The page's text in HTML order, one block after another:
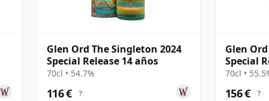
Glen Ord The Singleton 2024
Special Release 14 años
70cl • 54.7%
116 € ?
Glen
Special
70cl •
156 € ?